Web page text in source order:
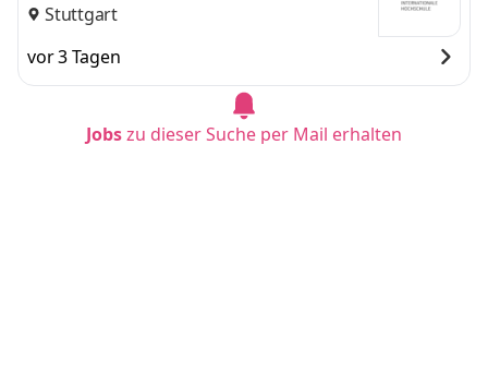
Stuttgart
vor 3 Tagen
Jobszu dieser Suche per Mail erhalten